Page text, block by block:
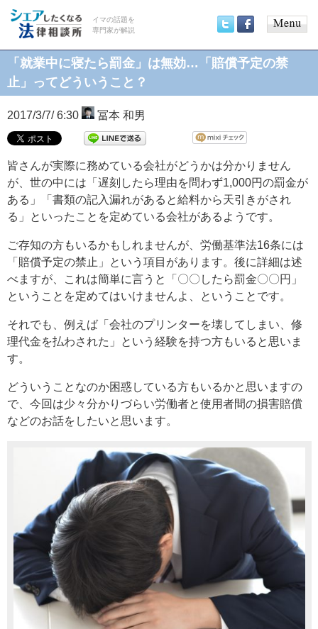
イマの話題を
専門家が解説
menu
「就業中に寝たら罰金」は無効…「賠償予定の禁
止」ってどういうこと？
2017/3/7/ 6:30 冨本 和男
皆さんが実際に務めている会社がどうかは分かりません
が、世の中には「遅刻したら理由を問わず1,000円の罰金が
ある」「書類の記入漏れがあると給料から天引きがされ
る」といったことを定めている会社があるようです。
ご存知の方もいるかもしれませんが、労働基準法16条には
「賠償予定の禁止」という項目があります。後に詳細は述
べますが、これは簡単に言うと「〇〇したら罰金〇〇円」
ということを定めてはいけませんよ、ということです。
それでも、例えば「会社のプリンターを壊してしまい、修
理代金を払わされた」という経験を持つ方もいると思いま
す。
どういうことなのか困惑している方もいるかと思いますの
で、今回は少々分かりづらい労働者と使用者間の損害賠償
などのお話をしたいと思います。